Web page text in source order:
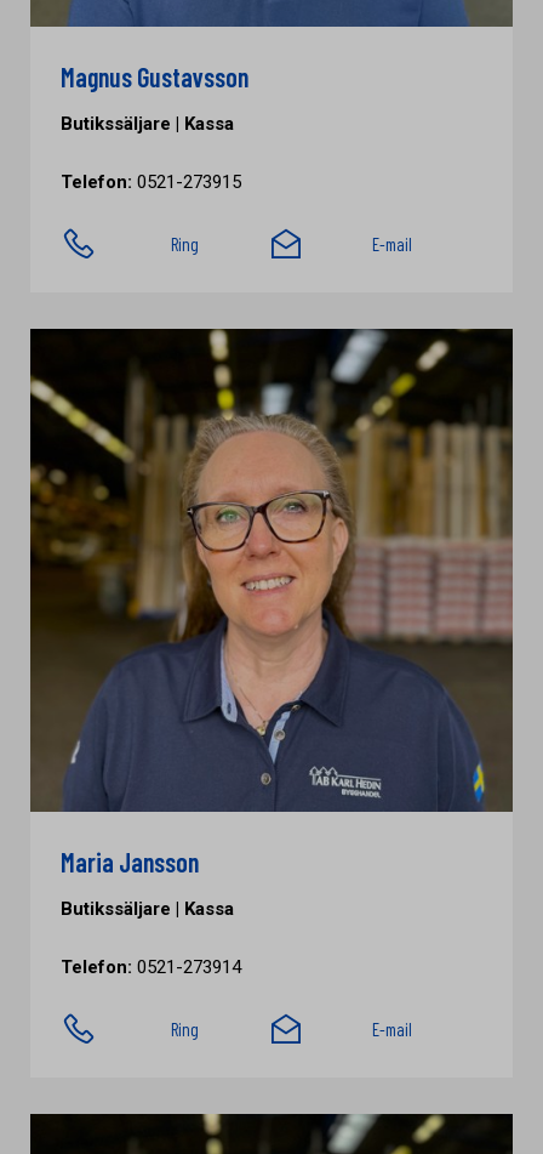
Magnus Gustavsson
Butikssäljare | Kassa
Telefon: 0521-273915
Ring E-mail
Maria Jansson
Butikssäljare | Kassa
Telefon: 0521-273914
Ring E-mail